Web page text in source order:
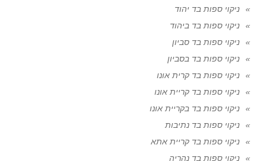
ניקוי ספות בד יהוד
ניקוי ספות בד ביהוד
ניקוי ספות בד סביון
ניקוי ספות בד בסביון
ניקוי ספות בד קרית אונו
ניקוי ספות בד קריית אונו
ניקוי ספות בד בקריית אונו
ניקוי ספות בד נתיבות
ניקוי ספות בד קריית אתא
ניקוי ספות בד נהריה